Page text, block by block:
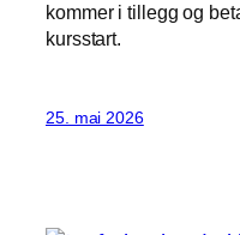
kommer i tillegg og
kursstart.
25. mai 2026